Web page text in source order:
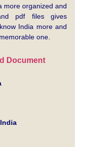
more organized and
pdf files gives
India more and
one.
Document